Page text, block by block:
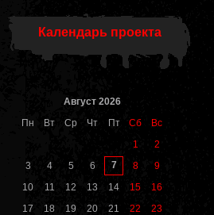
Календарь проекта
Август 2026
Пн
Вт Ср Чт Пт Сб
Вс
1
2
3
4 5 6 7 8
9
10
11 12 13 14 15
16
17
18 19 20 21 22
23